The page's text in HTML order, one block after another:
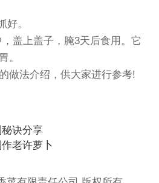
。
上盖子，腌3天后食用。它
。
法介绍，供大家进行参考!
诀分享
老许萝卜